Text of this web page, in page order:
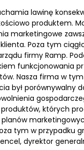
lawinę
produktem.
marketingowe
Poza tym
firmy Ramp.
funkcjonowania
Nasza firma w
był porównywalny
których
tym w przypadku
dyrektor